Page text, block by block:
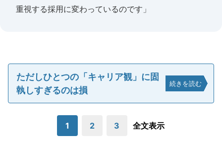
重視する採用に変わっているのです」
ただしひとつの「キャリア観」に固
執しすぎるのは損
続きを読む
1 2 3 全文表示